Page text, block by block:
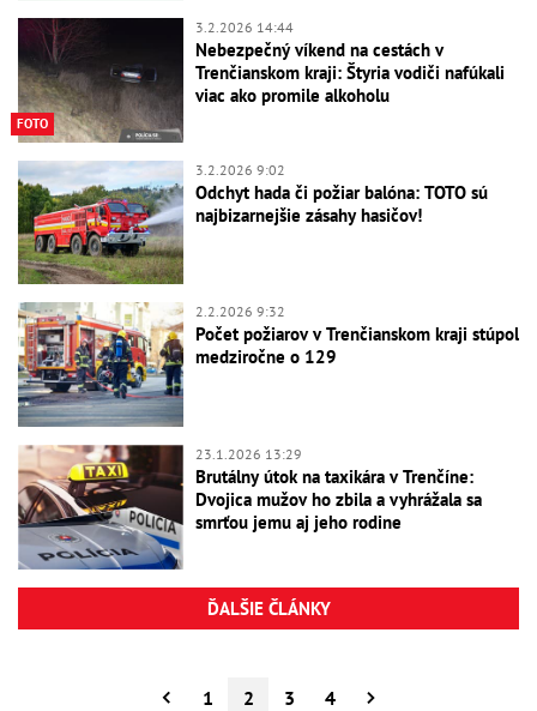
FOTO
3.2.2026 14:44
Nebezpečný víkend na cestách v
Trenčianskom kraji: Štyria vodiči nafúkali
viac ako promile alkoholu
3.2.2026 9:02
Odchyt hada či požiar balóna: TOTO sú
najbizarnejšie zásahy hasičov!
2.2.2026 9:32
Počet požiarov v Trenčianskom kraji stúpol
medziročne o 129
23.1.2026 13:29
Brutálny útok na taxikára v Trenčíne:
Dvojica mužov ho zbila a vyhrážala sa
smrťou jemu aj jeho rodine
ĎALŠIE ČLÁNKY
1 2 3 4